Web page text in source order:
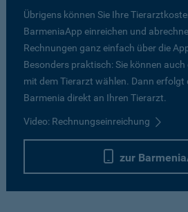
Übrigens können Sie Ihre
BarmeniaApp einreichen und
Rechnungen ganz einfach über die
Besonders praktisch: Sie können
mit dem Tierarzt wählen. Dann
Barmenia direkt an Ihren Tierarzt.
Video: Rechnungseinreichung
zur